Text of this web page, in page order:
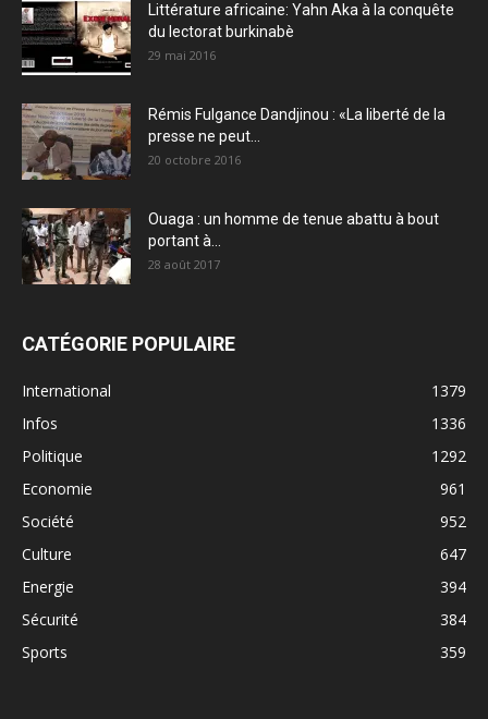
Littérature africaine: Yahn Aka à la conquête
du lectorat burkinabè
29 mai 2016
Rémis Fulgance Dandjinou : «La liberté de la
presse ne peut...
20 octobre 2016
Ouaga : un homme de tenue abattu à bout
portant à...
28 août 2017
CATÉGORIE POPULAIRE
International
1379
Infos
1336
Politique
1292
Economie
961
Société
952
Culture
647
Energie
394
Sécurité
384
Sports
359